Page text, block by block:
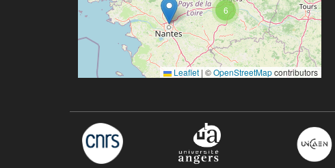
6
Leaflet | ©OpenStreetMapcontributors